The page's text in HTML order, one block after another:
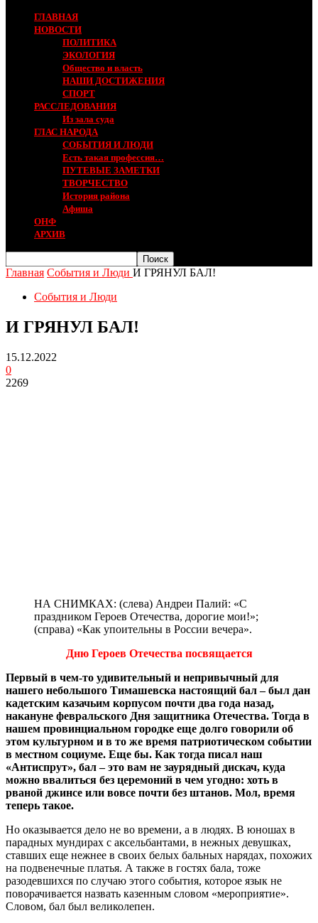
ГЛАВНАЯ
НОВОСТИ
ПОЛИТИКА
ЭКОЛОГИЯ
Общество и власть
НАШИ ДОСТИЖЕНИЯ
СПОРТ
РАССЛЕДОВАНИЯ
Из зала суда
ГЛАС НАРОДА
СОБЫТИЯ И ЛЮДИ
Есть такая профессия…
ПУТЕВЫЕ ЗАМЕТКИ
ТВОРЧЕСТВО
История района
Афиша
ОНФ
АРХИВ
Главная События и Люди И ГРЯНУЛ БАЛ!
События и Люди
И ГРЯНУЛ БАЛ!
15.12.2022
0
2269
НА СНИМКАХ: (слева) Андреи Палий: «С
праздником Героев Отечества, дорогие мои!»;
(справа) «Как упоительны в России вечера».
Дню Героев Отечества посвящается
Первый в чем-то удивительный и непривычный для
нашего небольшого Тимашевска настоящий бал – был дан
кадетским казачьим корпусом почти два года назад,
накануне февральского Дня защитника Отечества. Тогда в
нашем провинциальном городке еще долго говорили об
этом культурном и в то же время патриотическом событии
в местном социуме. Еще бы. Как тогда писал наш
«Антиспрут», бал – это вам не заурядный дискач, куда
можно ввалиться без церемоний в чем угодно: хоть в
рваной джинсе или вовсе почти без штанов. Мол, время
теперь такое.
Но оказывается дело не во времени, а в людях. В юношах в
парадных мундирах с аксельбантами, в нежных девушках,
ставших еще нежнее в своих белых бальных нарядах, похожих
на подвенечные платья. А также в гостях бала, тоже
разодевшихся по случаю этого события, которое язык не
поворачивается назвать казенным словом «мероприятие».
Словом, бал был великолепен.